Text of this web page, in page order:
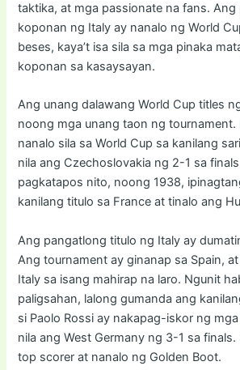
taktika, at mga passionate na fans. Ang
koponan ng Italy ay nanalo ng World
beses, kaya’t isa sila sa mga pinaka
koponan sa kasaysayan.
Ang unang dalawang World Cup titles
noong mga unang taon ng tournament.
nanalo sila sa World Cup sa kanilang
nila ang Czechoslovakia ng 2-1 sa
pagkatapos nito, noong 1938,
kanilang titulo sa France at tinalo ang
Ang pangatlong titulo ng Italy ay
Ang tournament ay ginanap sa Spain,
Italy sa isang mahirap na laro. Ngunit
paligsahan, lalong gumanda ang
si Paolo Rossi ay nakapag-iskor ng
nila ang West Germany ng 3-1 sa finals.
top scorer at nanalo ng Golden Boot.